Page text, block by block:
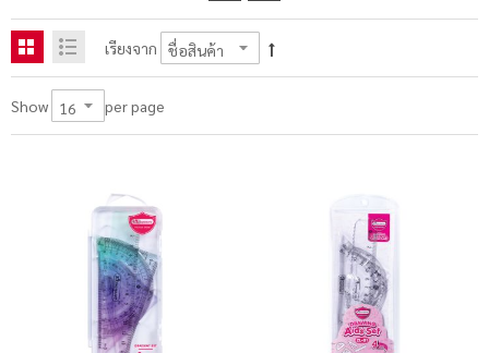
เรียงจาก
Show per page